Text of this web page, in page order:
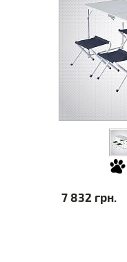
7 832 грн.